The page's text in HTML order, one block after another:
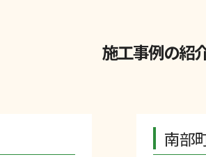
施工事例の紹
南部町 S様